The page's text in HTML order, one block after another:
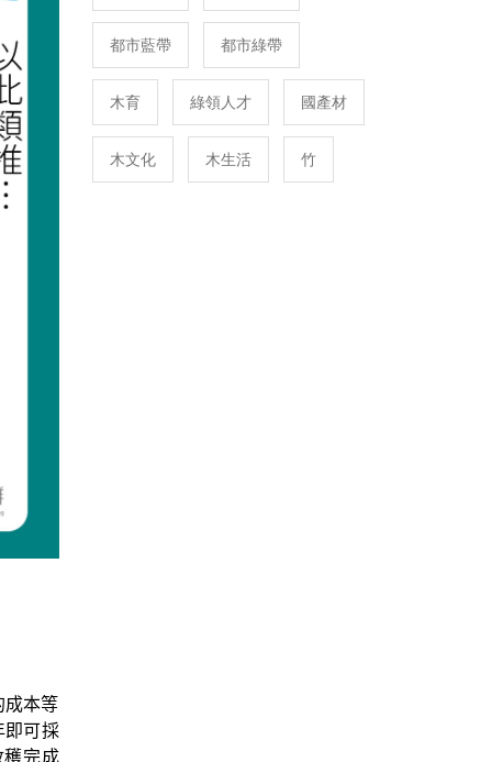
本等
即可採
穫完成
都市藍帶 都市綠帶
木育 綠領人才 國產材
木文化 木生活 竹